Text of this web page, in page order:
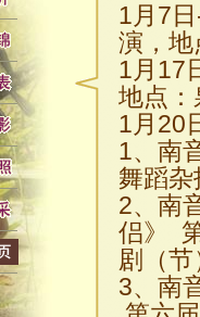
1月7
演，地
1月17
地点：
1月20
1、南
舞蹈
2、南
侣》
剧（
3、南